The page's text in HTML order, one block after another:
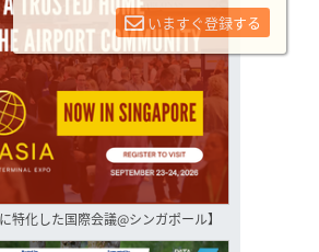
特化した国際会議@シンガポール】
いますぐ登録する